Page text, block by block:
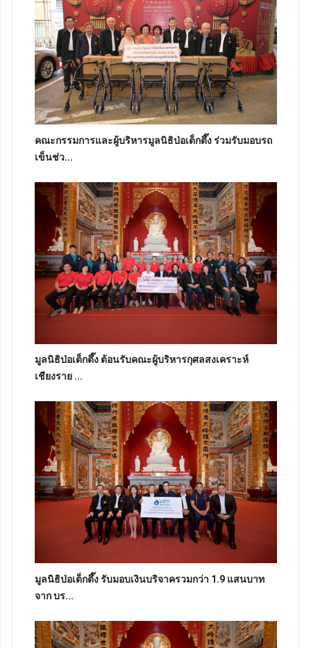
คณะกรรมการและผู้บริหารมูลนิธิป่อเต็กตึ๊ง ร่วมรับมอบรถ
เข็นช่ว...
มูลนิธิป่อเต็กตึ๊ง ต้อนรับคณะผู้บริหารกุศลสงเคราะห์
เชียงราย ...
มูลนิธิป่อเต็กตึ๊ง รับมอบเงินบริจาครวมกว่า 1.9 แสนบาท
จาก บร...